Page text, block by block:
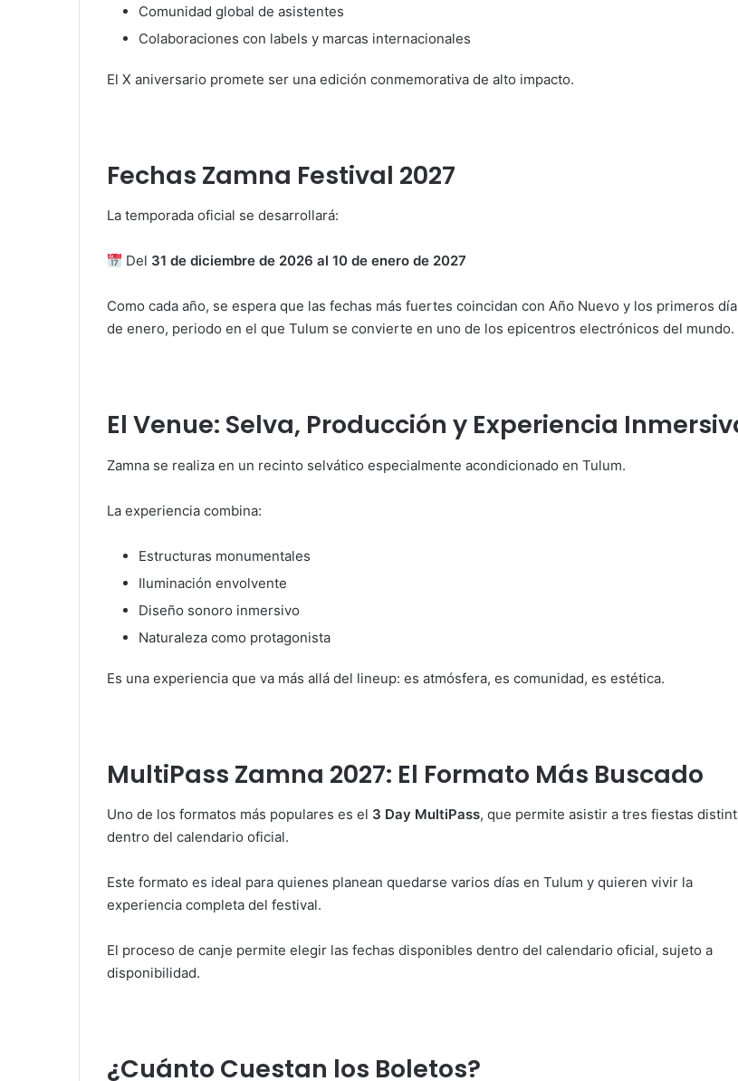
Comunidad global de asistentes
Colaboraciones con labels y marcas internacionales
El X aniversario promete ser una edición conmemorativa de alto impacto.
Fechas Zamna Festival 2027
La temporada oficial se desarrollará:
Del 31 de diciembre de 2026 al 10 de enero de 2027
Como cada año, se espera que las fechas más fuertes coincidan con Año Nuevo y los primeros
de enero, periodo en el que Tulum se convierte en uno de los epicentros electrónicos del mundo.
El Venue: Selva, Producción y Experiencia
Zamna se realiza en un recinto selvático especialmente acondicionado en Tulum.
La experiencia combina:
Estructuras monumentales
Iluminación envolvente
Diseño sonoro inmersivo
Naturaleza como protagonista
Es una experiencia que va más allá del lineup: es atmósfera, es comunidad, es estética.
MultiPass Zamna 2027: El Formato Más Buscado
Uno de los formatos más populares es el 3 Day MultiPass, que permite asistir a tres fiestas
dentro del calendario oficial.
Este formato es ideal para quienes planean quedarse varios días en Tulum y quieren vivir la
experiencia completa del festival.
El proceso de canje permite elegir las fechas disponibles dentro del calendario oficial, sujeto a
disponibilidad.
¿Cuánto Cuestan los Boletos?